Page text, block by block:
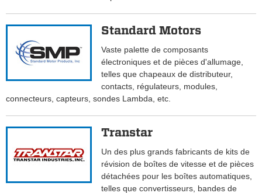
Standard Motors
Vaste palette de composants
électroniques et de pièces d'allumage,
telles que chapeaux de distributeur,
contacts, régulateurs, modules,
connecteurs, capteurs, sondes Lambda, etc.
Transtar
Un des plus grands fabricants de kits de
révision de boîtes de vitesse et de pièces
détachées pour les boîtes automatiques,
telles que convertisseurs, bandes de